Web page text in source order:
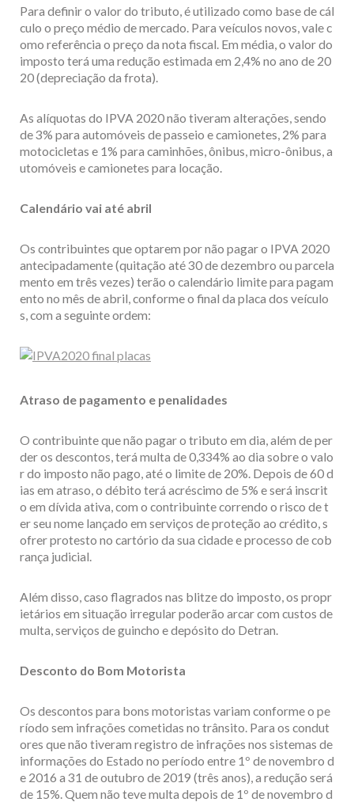
Para definir o valor do tributo, é utilizado como base de cál
culo o preço médio de mercado. Para veículos novos, vale c
omo referência o preço da nota fiscal. Em média, o valor do
imposto terá uma redução estimada em 2,4% no ano de 20
20 (depreciação da frota).
As alíquotas do IPVA 2020 não tiveram alterações, sendo
de 3% para automóveis de passeio e camionetes, 2% para
motocicletas e 1% para caminhões, ônibus, micro-ônibus, a
utomóveis e camionetes para locação.
Calendário vai até abril
Os contribuintes que optarem por não pagar o IPVA 2020
antecipadamente (quitação até 30 de dezembro ou parcela
mento em três vezes) terão o calendário limite para pagam
ento no mês de abril, conforme o final da placa dos veículo
s, com a seguinte ordem:
Atraso de pagamento e penalidades
O contribuinte que não pagar o tributo em dia, além de per
der os descontos, terá multa de 0,334% ao dia sobre o valo
r do imposto não pago, até o limite de 20%. Depois de 60 d
ias em atraso, o débito terá acréscimo de 5% e será inscrit
o em dívida ativa, com o contribuinte correndo o risco de t
er seu nome lançado em serviços de proteção ao crédito, s
ofrer protesto no cartório da sua cidade e processo de cob
rança judicial.
Além disso, caso flagrados nas blitze do imposto, os propr
ietários em situação irregular poderão arcar com custos de
multa, serviços de guincho e depósito do Detran.
Desconto do Bom Motorista
Os descontos para bons motoristas variam conforme o pe
ríodo sem infrações cometidas no trânsito. Para os condut
ores que não tiveram registro de infrações nos sistemas de
informações do Estado no período entre 1º de novembro d
e 2016 a 31 de outubro de 2019 (três anos), a redução será
de 15%. Quem não teve multa depois de 1º de novembro d